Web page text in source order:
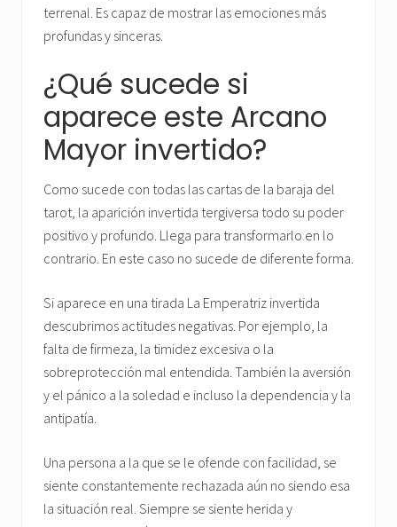
terrenal. Es capaz de mostrar las emociones más
profundas y sinceras.
¿Qué sucede si
aparece este Arcano
Mayor invertido?
Como sucede con todas las cartas de la baraja del
tarot, la aparición invertida tergiversa todo su poder
positivo y profundo. Llega para transformarlo en lo
contrario. En este caso no sucede de diferente forma.
Si aparece en una tirada La Emperatriz invertida
descubrimos actitudes negativas. Por ejemplo, la
falta de firmeza, la timidez excesiva o la
sobreprotección mal entendida. También la aversión
y el pánico a la soledad e incluso la dependencia y la
antipatía.
Una persona a la que se le ofende con facilidad, se
siente constantemente rechazada aún no siendo esa
la situación real. Siempre se siente herida y